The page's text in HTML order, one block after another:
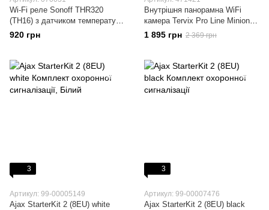
Wi-Fi реле Sonoff THR320
(TH16) з датчиком температури
DS18820
920 грн
Внутрішня панорамна WiFi
камера Tervix Pro Line Minion
Cam WiFi
1 895 грн 2 369 грн
3
Артикул: 99-00005149
Ajax StarterKit 2 (8EU) white
3
Артикул: 99-00007476
Ajax StarterKit 2 (8EU) black